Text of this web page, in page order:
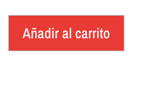
Añadir al carrito